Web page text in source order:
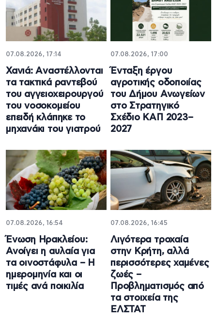
07.08.2026, 17:14
Χανιά: Aναστέλλονται
τα τακτικά ραντεβού
του αγγειοχειρουργού
του νοσοκομείου
επειδή κλάπηκε το
μηχανάκι του γιατρού
07.08.2026, 17:00
Ένταξη έργου
αγροτικής οδοποιίας
του Δήμου Ανωγείων
στο Στρατηγικό
Σχέδιο ΚΑΠ 2023–
2027
07.08.2026, 16:54
Ένωση Ηρακλείου:
Ανοίγει η αυλαία για
τα οινοστάφυλα – Η
ημερομηνία και οι
τιμές ανά ποικιλία
07.08.2026, 16:45
Λιγότερα τροχαία
στην Κρήτη, αλλά
περισσότερες χαμένες
ζωές –
Προβληματισμός από
τα στοιχεία της
ΕΛΣΤΑΤ